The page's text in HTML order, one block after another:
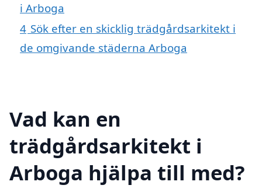
i Arboga
4 Sök efter en skicklig trädgårdsarkitekt i
de omgivande städerna Arboga
Vad kan en
trädgårdsarkitekt i
Arboga hjälpa till med?